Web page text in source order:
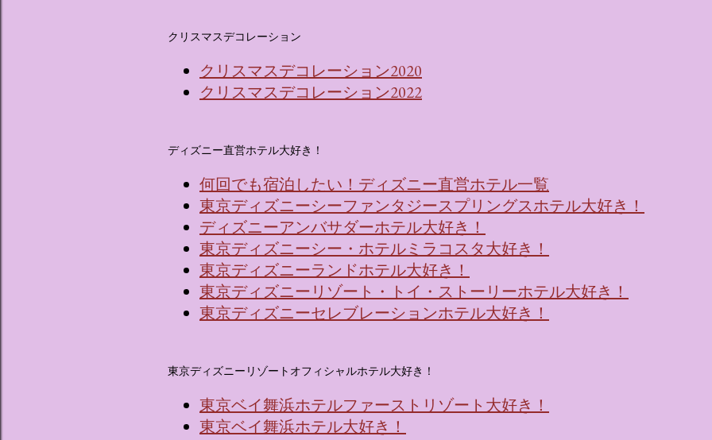
クリスマスデコレーション
クリスマスデコレーション2020
クリスマスデコレーション2022
ディズニー直営ホテル大好き！
何回でも宿泊したい！ディズニー直営ホテル一覧
東京ディズニーシーファンタジースプリングスホテル大好き！
ディズニーアンバサダーホテル大好き！
東京ディズニーシー・ホテルミラコスタ大好き！
東京ディズニーランドホテル大好き！
東京ディズニーリゾート・トイ・ストーリーホテル大好き！
東京ディズニーセレブレーションホテル大好き！
東京ディズニーリゾートオフィシャルホテル大好き！
東京ベイ舞浜ホテルファーストリゾート大好き！
東京ベイ舞浜ホテル大好き！